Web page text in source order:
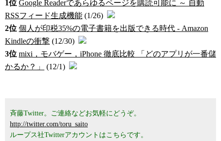
1位 Google Readerであらゆるページを購読可能に ～ 自動
RSSフィード生成機能 (1/26)
2位 個人が印税35%の電子書籍を出版できる時代 - Amazon
Kindleの衝撃 (12/30)
3位 mixi，モバゲー，iPhone 徹底比較 「どのアプリが一番儲
かるか？」
(12/1)
斉藤Twitter。ご連絡などお気軽にどうぞ。
http://twitter.com/toru_saito
ループス社Twitterアカウントはこちらです。